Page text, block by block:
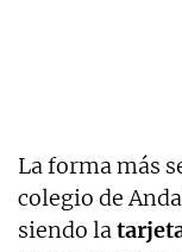
La forma más
colegio de
siendo la